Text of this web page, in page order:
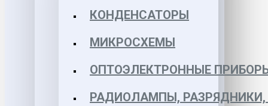
КОНДЕНСАТОРЫ
МИКРОСХЕМЫ
ОПТОЭЛЕКТРОННЫЕ
РАДИОЛАМПЫ,